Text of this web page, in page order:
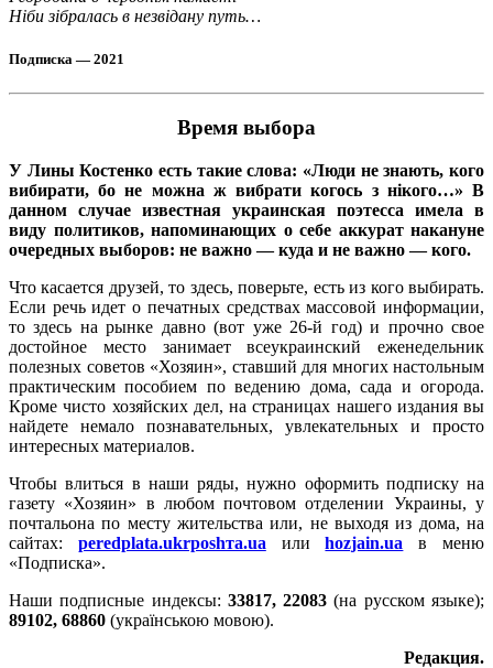
Ніби зібралась в незвідану путь…
Подписка — 2021
Время выбора
У Лины Костенко есть такие слова: «Люди не знають, кого
вибирати, бо не можна ж вибрати когось з нікого…» В
данном случае известная украинская поэтесса имела в
виду политиков, напоминающих о себе аккурат накануне
очередных выборов: не важно — куда и не важно — кого.
Что касается друзей, то здесь, поверьте, есть из кого выбирать.
Если речь идет о печатных средствах массовой информации,
то здесь на рынке давно (вот уже 26-й год) и прочно свое
достойное место занимает всеукраинский еженедельник
полезных советов «Хозяин», ставший для многих настольным
практическим пособием по ведению дома, сада и огорода.
Кроме чисто хозяйских дел, на страницах нашего издания вы
найдете немало познавательных, увлекательных и просто
интересных материалов.
Чтобы влиться в наши ряды, нужно оформить подписку на
газету «Хозяин» в любом почтовом отделении Украины, у
почтальона по месту жительства или, не выходя из дома, на
сайтах: peredplata.ukrposhтa.ua илиhozjain.ua в меню
«Подписка».
Наши подписные индексы: 33817, 22083 (на русском языке);
89102, 68860 (українською мовою).
Редакция.